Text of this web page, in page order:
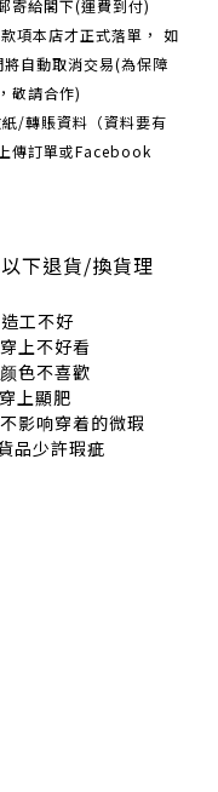
寄給閣下(運費到付)
項本店才正式落單， 如
自動取消交易(為保障
敬請合作)
/轉賬資料（資料要有
傳訂單或Facebook
下退貨/換貨理
好
好看
喜歡
顯肥
着的微瑕
許瑕疵